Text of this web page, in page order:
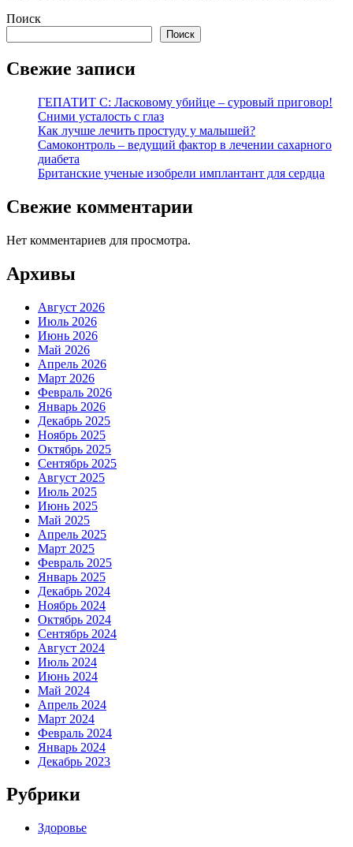
Поиск
Поиск
Свежие записи
ГЕПАТИТ С: Ласковому убийце – суровый приговор!
Сними усталость с глаз
Как лучше лечить простуду у малышей?
Самоконтроль – ведущий фактор в лечении сахарного
диабета
Британские ученые изобрели имплантант для сердца
Свежие комментарии
Нет комментариев для просмотра.
Архивы
Август 2026
Июль 2026
Июнь 2026
Май 2026
Апрель 2026
Март 2026
Февраль 2026
Январь 2026
Декабрь 2025
Ноябрь 2025
Октябрь 2025
Сентябрь 2025
Август 2025
Июль 2025
Июнь 2025
Май 2025
Апрель 2025
Март 2025
Февраль 2025
Январь 2025
Декабрь 2024
Ноябрь 2024
Октябрь 2024
Сентябрь 2024
Август 2024
Июль 2024
Июнь 2024
Май 2024
Апрель 2024
Март 2024
Февраль 2024
Январь 2024
Декабрь 2023
Рубрики
Здоровье